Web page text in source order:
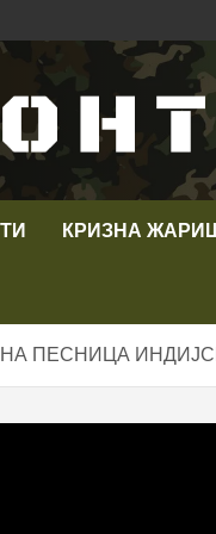
ФРОНТ
КРИЗНА
ПЕСНИЦА